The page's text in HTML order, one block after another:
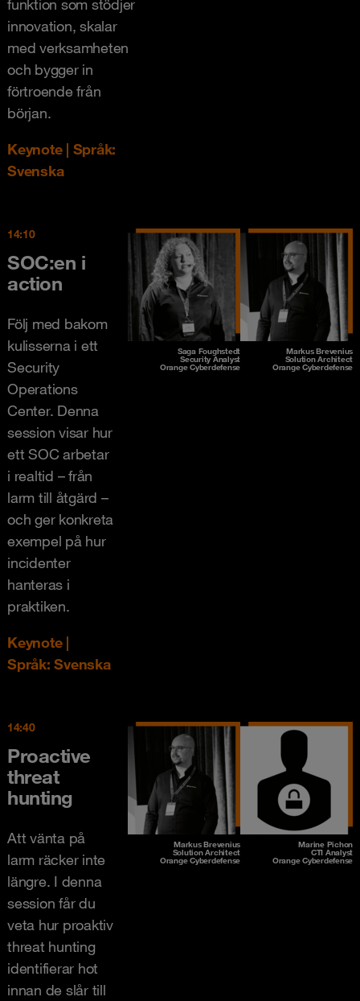
funktion som stödjer
innovation, skalar
med verksamheten
och bygger in
förtroende från
början.
Keynote | Språk:
Svenska
Saga Foughstedt
Security Analyst
Orange Cyberdefense
Markus Brevenius
Solution Architect
Orange Cyberdefense
14:10
SOC:en i
action
Följ med bakom
kulisserna i ett
Security
Operations
Center. Denna
session visar hur
ett SOC arbetar
i realtid – från
larm till åtgärd –
och ger konkreta
exempel på hur
incidenter
hanteras i
praktiken.
Keynote |
Språk: Svenska
Markus Brevenius
Solution Architect
Orange Cyberdefense
Marine Pichon
CTI Analyst
Orange Cyberdefense
14:40
Proactive
threat
hunting
Att vänta på
larm räcker inte
längre. I denna
session får du
veta hur proaktiv
threat hunting
identifierar hot
innan de slår till